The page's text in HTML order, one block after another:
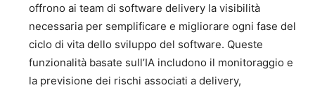
offrono ai team di software delivery la visibilità
necessaria per semplificare e migliorare ogni fase del
ciclo di vita dello sviluppo del software. Queste
funzionalità basate sull’IA includono il monitoraggio e
la previsione dei rischi associati a delivery,